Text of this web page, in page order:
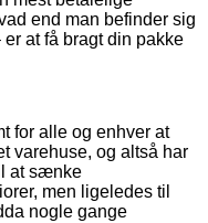
end man befinder sig
at få bragt din pakke
for alle og enhver at
varehuse, og altså har
at sænke
men ligeledes til
nogle gange